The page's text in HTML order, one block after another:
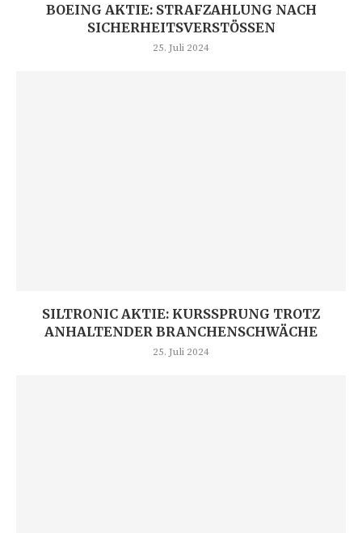
BOEING AKTIE: STRAFZAHLUNG NACH
SICHERHEITSVERSTÖSSEN
25. Juli 2024
SILTRONIC AKTIE: KURSSPRUNG TROTZ
ANHALTENDER BRANCHENSCHWÄCHE
25. Juli 2024